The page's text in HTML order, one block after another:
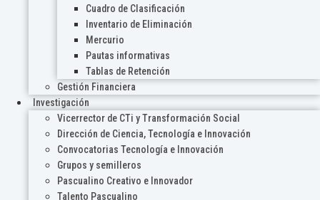
Cuadro de Clasificación
Inventario de Eliminación
Mercurio
Pautas informativas
Tablas de Retención
Gestión Financiera
Investigación
Vicerrector de CTi y Transformación Social
Dirección de Ciencia, Tecnología e Innovación
Convocatorias Tecnología e Innovación
Grupos y semilleros
Pascualino Creativo e Innovador
Talento Pascualino